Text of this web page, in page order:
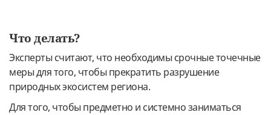
Что делать?
Эксперты считают, что необходимы срочные точечные
меры для того, чтобы прекратить разрушение
природных экосистем региона.
Для того, чтобы предметно и системно заниматься